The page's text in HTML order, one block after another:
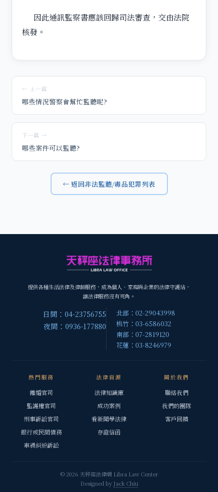
因此通訊監察書應該回歸司法審查，交由法院
核發。
← 上一篇
哪些情況警察會幫忙監聽呢?
下一篇 →
哪些案件可以監聽?
← 返回非法監聽/毒品犯罪列表
提供各種生活法律及律師服務，成為個人、家庭與企業的法律守護站，
讓法律服務沒有死角。
日間：04-23756755
夜間：0936-177880
北部：02-29043998
桃竹：03-6586032
南部：07-2819120
花蓮：03-8246979
熱門服務
離婚官司
監護權官司
刑事訴訟官司
銀行或民間債務
車禍糾紛訴訟
法律資源
法律知識庫
成功案例
看新聞學法律
存證信函
關於我們
聯絡我們
我們的團隊
客戶回饋
© 2026 天秤座法律網 Libra Law Center
Designed by Jack Chiu